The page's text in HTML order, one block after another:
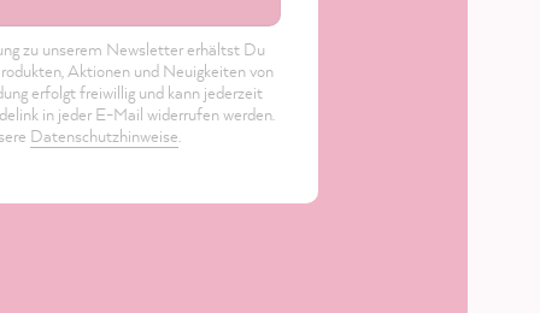
zu unserem Newsletter erhältst Du
Aktionen und Neuigkeiten von
erfolgt freiwillig und kann jederzeit
in jeder E-Mail widerrufen werden.
Datenschutzhinweise.